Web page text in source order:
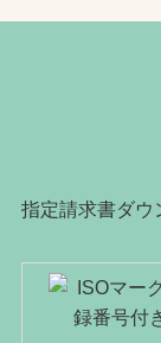
指定請求書ダウ